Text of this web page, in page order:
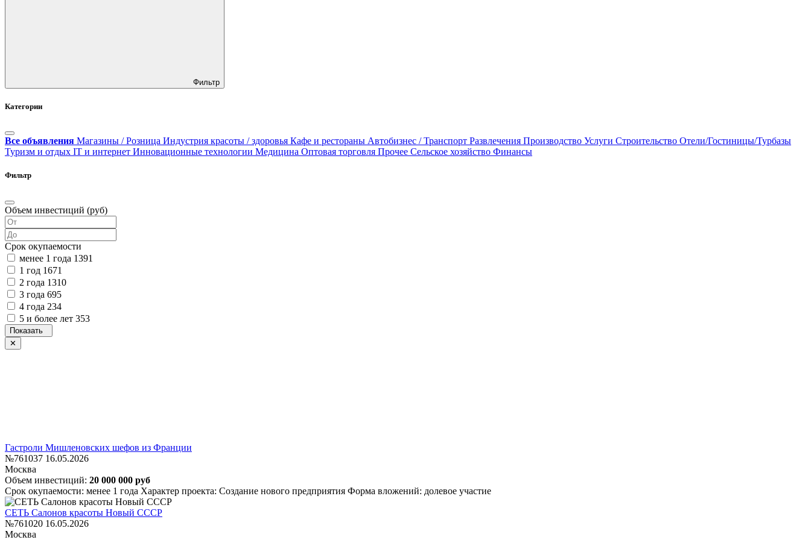
Фильтр
Категории
Все объявления Магазины / Розница Индустрия красоты / здоровья Кафе и рестораны Автобизнес / Транспорт Развлечения Производство Услуги Строительство Отели/Гостиницы/Турбазы
Туризм и отдых IT и интернет Инновационные технологии Медицина Оптовая торговля Прочее Сельское хозяйство Финансы
Фильтр
Объем инвестиций (руб)
Срок окупаемости
менее 1 года 1391
1 год 1671
2 года 1310
3 года 695
4 года 234
5 и более лет 353
Гастроли Мишленовских шефов из Франции
№761037 16.05.2026
Москва
Объем инвестиций: 20 000 000 руб
Срок окупаемости: менее 1 года Характер проекта: Создание нового предприятия Форма вложений: долевое участие
СЕТЬ Салонов красоты Новый СССР
№761020 16.05.2026
Москва